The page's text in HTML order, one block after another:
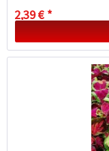
2,39 € *